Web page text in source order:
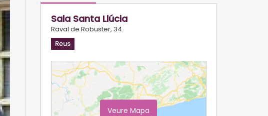
Sala Santa Llúcia
Raval de Robuster, 34
Reus
Veure Mapa